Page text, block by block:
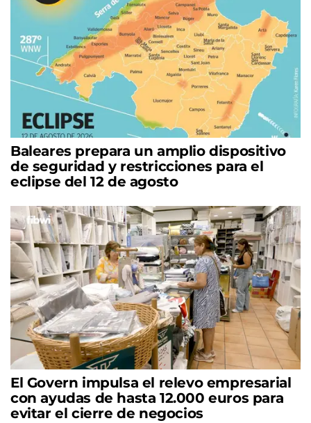
Baleares prepara un amplio dispositivo
de seguridad y restricciones para el
eclipse del 12 de agosto
El Govern impulsa el relevo empresarial
con ayudas de hasta 12.000 euros para
evitar el cierre de negocios